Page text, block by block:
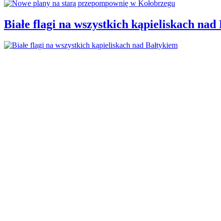
Białe flagi na wszystkich kąpieliskach nad